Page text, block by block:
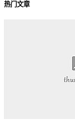
热门文章